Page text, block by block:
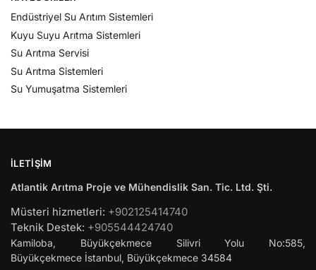
Endüstriyel Su Arıtım Sistemleri
Kuyu Suyu Arıtma Sistemleri
Su Arıtma Servisi
Su Arıtma Sistemleri
Su Yumuşatma Sistemleri
İLETIŞIM
Atlantik Arıtma Proje ve Mühendislik San. Tic. Ltd. Şti.
Müsteri hizmetleri: +902125414740
Teknik Destek: +905544424740
Kamiloba, Büyükçekmece Silivri Yolu No:585,
Büyükçekmece İstanbul, Büyükçekmece 34584